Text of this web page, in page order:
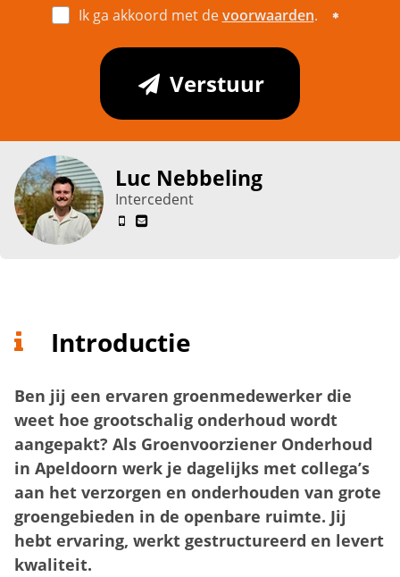
Luc Nebbeling
Intercedent
Ik ga akkoord met devoorwaarden.
Verstuur
Introductie
Ben jij een ervaren groenmedewerker die
weet hoe grootschalig onderhoud wordt
aangepakt? Als Groenvoorziener Onderhoud
in Apeldoorn werk je dagelijks met collega’s
aan het verzorgen en onderhouden van grote
groengebieden in de openbare ruimte. Jij
hebt ervaring, werkt gestructureerd en levert
kwaliteit.